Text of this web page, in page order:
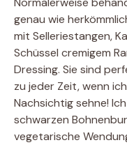
genau wie
mit Selleriestangen,
Schüssel cremigem
Dressing. Sie sind
zu jeder Zeit, wenn
Nachsichtig sehne!
schwarzen
vegetarische